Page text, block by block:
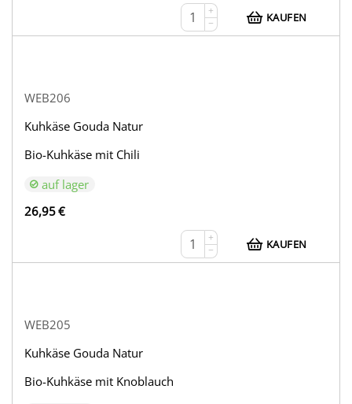
+
−
KAUFEN
WEB206
Kuhkäse Gouda Natur
Bio-Kuhkäse mit Chili
auf lager
26,95€
+
−
KAUFEN
WEB205
Kuhkäse Gouda Natur
Bio-Kuhkäse mit Knoblauch